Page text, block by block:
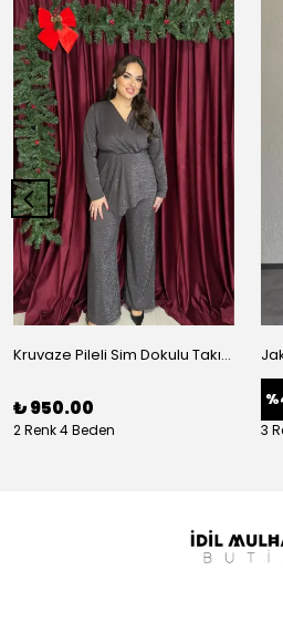
Kruvaze Pileli Sim Dokulu Takım
₺ 950.00
2 Renk 4 Beden
%
3